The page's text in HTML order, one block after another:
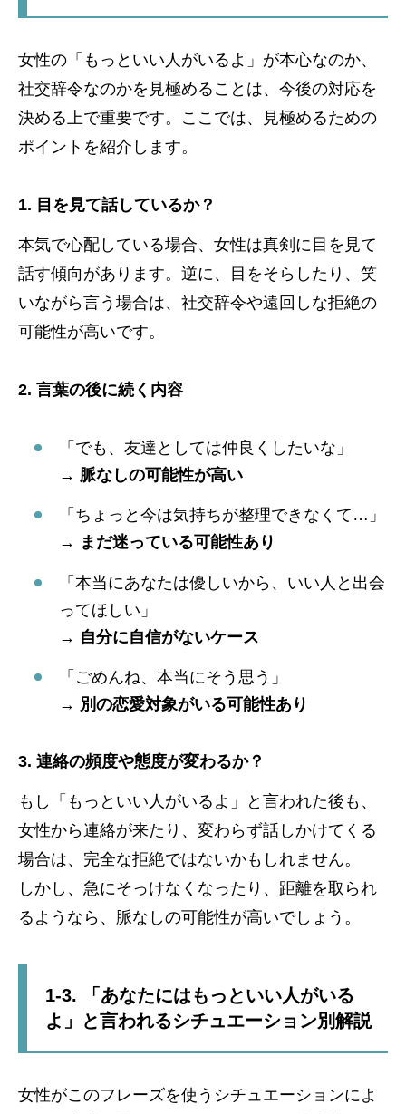
女性の「もっといい人がいるよ」が本心なのか、
社交辞令なのかを見極めることは、今後の対応を
決める上で重要です。ここでは、見極めるための
ポイントを紹介します。
1. 目を見て話しているか？
本気で心配している場合、女性は真剣に目を見て
話す傾向があります。逆に、目をそらしたり、笑
いながら言う場合は、社交辞令や遠回しな拒絶の
可能性が高いです。
2. 言葉の後に続く内容
「でも、友達としては仲良くしたいな」
→ 脈なしの可能性が高い
「ちょっと今は気持ちが整理できなくて…」
→ まだ迷っている可能性あり
「本当にあなたは優しいから、いい人と出会
ってほしい」
→ 自分に自信がないケース
「ごめんね、本当にそう思う」
→ 別の恋愛対象がいる可能性あり
3. 連絡の頻度や態度が変わるか？
もし「もっといい人がいるよ」と言われた後も、
女性から連絡が来たり、変わらず話しかけてくる
場合は、完全な拒絶ではないかもしれません。
しかし、急にそっけなくなったり、距離を取られ
るようなら、脈なしの可能性が高いでしょう。
1-3. 「あなたにはもっといい人がいる
よ」と言われるシチュエーション別解説
女性がこのフレーズを使うシチュエーションによ